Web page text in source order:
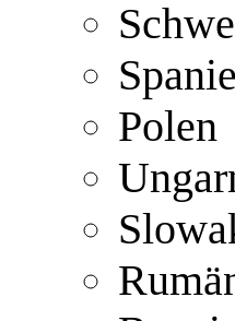
Polen